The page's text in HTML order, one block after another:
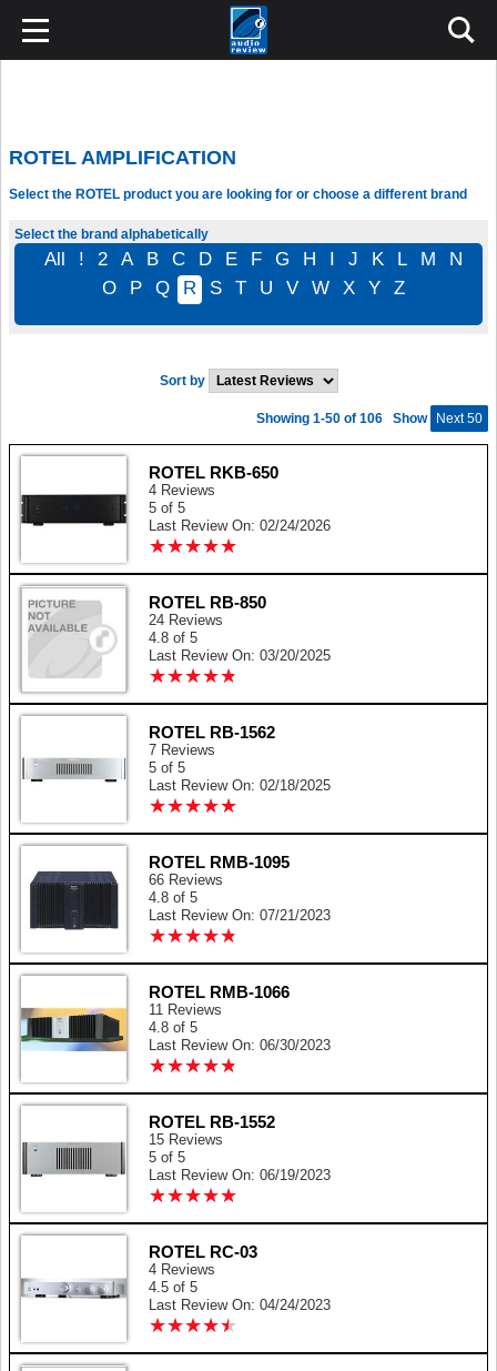
ROTEL AMPLIFICATION
Select the ROTEL product you are looking for or choose a different brand
Select the brand alphabetically
All ! 2 A B C D E F G H I J K L M
N
O
P Q R S T U V W X Y Z
Sort by
Show Next 50
Showing 1-50 of 106
ROTEL RKB-650
4 Reviews
5 of 5
Last Review On: 02/24/2026
★★★★★
★★★★★
ROTEL RB-850
24 Reviews
4.8 of 5
Last Review On: 03/20/2025
★★★★★
★★★★★
ROTEL RB-1562
7 Reviews
5 of 5
Last Review On: 02/18/2025
★★★★★
★★★★★
ROTEL RMB-1095
66 Reviews
4.8 of 5
Last Review On: 07/21/2023
★★★★★
★★★★★
ROTEL RMB-1066
11 Reviews
4.8 of 5
Last Review On: 06/30/2023
★★★★★
★★★★★
ROTEL RB-1552
15 Reviews
5 of 5
Last Review On: 06/19/2023
★★★★★
★★★★★
ROTEL RC-03
4 Reviews
4.5 of 5
Last Review On: 04/24/2023
★★★★★
★★★★★